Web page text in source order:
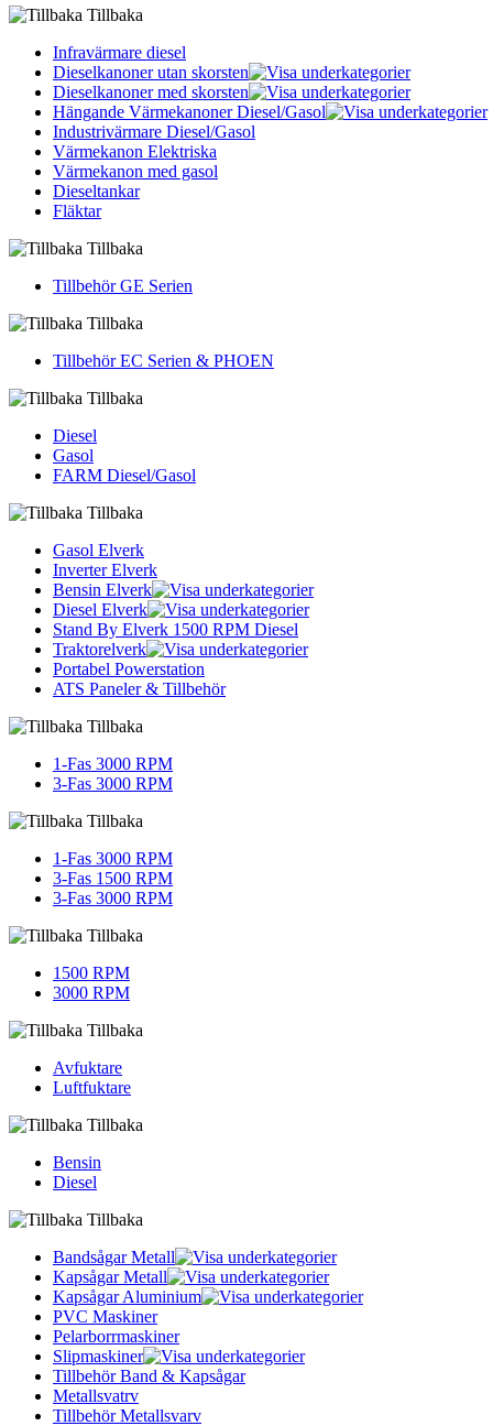
Tillbaka
Infravärmare diesel
Dieselkanoner utan skorsten
Dieselkanoner med skorsten
Hängande Värmekanoner Diesel/Gasol
Industrivärmare Diesel/Gasol
Värmekanon Elektriska
Värmekanon med gasol
Dieseltankar
Fläktar
Tillbaka
Tillbehör GE Serien
Tillbaka
Tillbehör EC Serien & PHOEN
Tillbaka
Diesel
Gasol
FARM Diesel/Gasol
Tillbaka
Gasol Elverk
Inverter Elverk
Bensin Elverk
Diesel Elverk
Stand By Elverk 1500 RPM Diesel
Traktorelverk
Portabel Powerstation
ATS Paneler & Tillbehör
Tillbaka
1-Fas 3000 RPM
3-Fas 3000 RPM
Tillbaka
1-Fas 3000 RPM
3-Fas 1500 RPM
3-Fas 3000 RPM
Tillbaka
1500 RPM
3000 RPM
Tillbaka
Avfuktare
Luftfuktare
Tillbaka
Bensin
Diesel
Tillbaka
Bandsågar Metall
Kapsågar Metall
Kapsågar Aluminium
PVC Maskiner
Pelarborrmaskiner
Slipmaskiner
Tillbehör Band & Kapsågar
Metallsvatrv
Tillbehör Metallsvarv